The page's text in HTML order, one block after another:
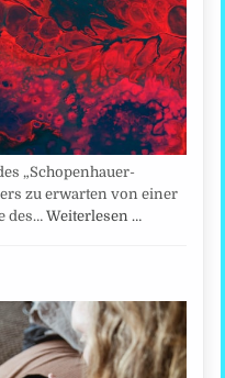
„Schopenhauer-
zu erwarten von einer
des…Weiterlesen …